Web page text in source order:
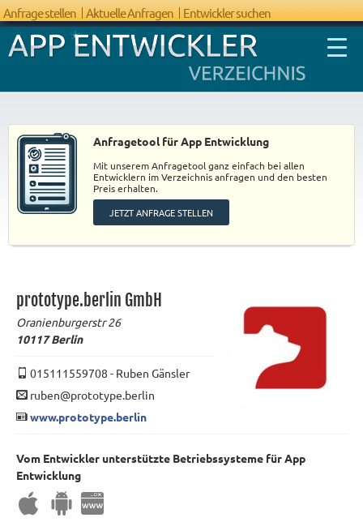
Anfrage stellen Aktuelle Anfragen Entwickler suchen
Anfragetool für App Entwicklung
Mit unserem Anfragetool ganz einfach bei allen
Entwicklern im Verzeichnis anfragen und den besten
Preis erhalten.
JETZT ANFRAGE STELLEN
prototype.berlin GmbH
Oranienburgerstr 26
10117Berlin
015111559708 - Ruben Gänsler
ruben@prototype.berlin
www.prototype.berlin
Vom Entwickler unterstützte Betriebssysteme für App
Entwicklung